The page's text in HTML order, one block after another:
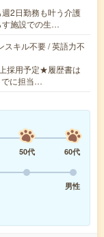
2日勤務も叶う介護
す施設での生…
スキル不要 / 英語力不
採用予定★履歴書は
でに担当…
50代
60代
男性